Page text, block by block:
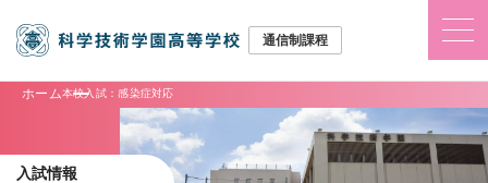
ホーム本校入試：感染症対応
入試情報